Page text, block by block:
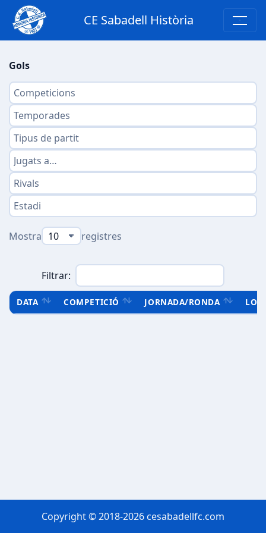
CE Sabadell Història
Gols
Mostra registres
Filtrar:
DATA COMPETICIÓ JORNADA/RONDA
Copyright © 2018-2026 cesabadellfc.com